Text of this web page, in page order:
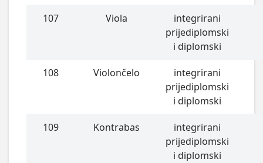
107 Viola
integrirani
prijediplomski
i diplomski
108 Violončelo
integrirani
prijediplomski
i diplomski
109 Kontrabas
integrirani
prijediplomski
i diplomski